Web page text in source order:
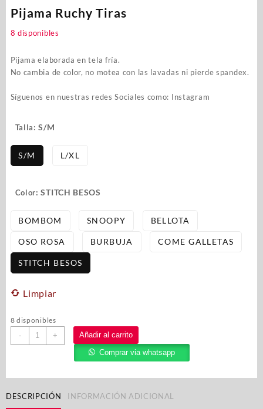
Pijama Ruchy Tiras
8 disponibles
Pijama elaborada en tela fría.
No cambia de color, no motea con las lavadas ni pierde spandex.
Síguenos en nuestras redes Sociales como: Instagram
Talla: S/M
S/M L/XL
Color: STITCH BESOS
BOMBOM SNOOPY BELLOTA
OSO ROSA BURBUJA COME GALLETAS
STITCH BESOS
Limpiar
8 disponibles
-
+
Añadir al carrito
Comprar via whatsapp
DESCRIPCIÓN INFORMACIÓN ADICIONAL